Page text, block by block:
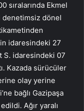
sıralarında Ekmel
dönel
idaresindeki 27
S. idaresindeki 07
Kazada sürücüler
olay yerine
bağlı Gazipaşa
Ağır yaralı